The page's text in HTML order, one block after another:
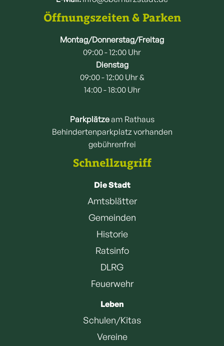
Öffnungszeiten & Parken
Montag/Donnerstag/Freitag
09:00 - 12:00 Uhr
Dienstag
09:00 - 12:00 Uhr &
14:00 - 18:00 Uhr
Parkplätzeam Rathaus
Behindertenparkplatz vorhanden
gebührenfrei
Schnellzugriff
Die Stadt
Amtsblätter
Gemeinden
Historie
Ratsinfo
DLRG
Feuerwehr
Leben
Schulen/Kitas
Vereine